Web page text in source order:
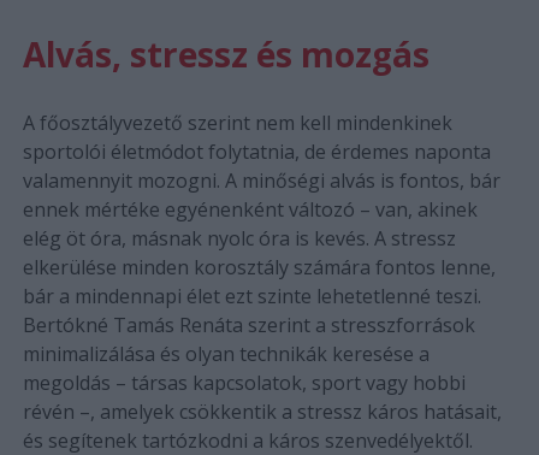
Alvás, stressz és mozgás
A főosztályvezető szerint nem kell mindenkinek
sportolói életmódot folytatnia, de érdemes naponta
valamennyit mozogni. A minőségi alvás is fontos, bár
ennek mértéke egyénenként változó – van, akinek
elég öt óra, másnak nyolc óra is kevés. A stressz
elkerülése minden korosztály számára fontos lenne,
bár a mindennapi élet ezt szinte lehetetlenné teszi.
Bertókné Tamás Renáta szerint a stresszforrások
minimalizálása és olyan technikák keresése a
megoldás – társas kapcsolatok, sport vagy hobbi
révén –, amelyek csökkentik a stressz káros hatásait,
és segítenek tartózkodni a káros szenvedélyektől.